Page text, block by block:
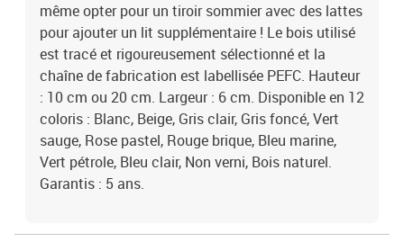
même opter pour un tiroir sommier avec des lattes
pour ajouter un lit supplémentaire ! Le bois utilisé
est tracé et rigoureusement sélectionné et la
chaîne de fabrication est labellisée PEFC. Hauteur
: 10 cm ou 20 cm. Largeur : 6 cm. Disponible en 12
coloris : Blanc, Beige, Gris clair, Gris foncé, Vert
sauge, Rose pastel, Rouge brique, Bleu marine,
Vert pétrole, Bleu clair, Non verni, Bois naturel.
Garantis : 5 ans.